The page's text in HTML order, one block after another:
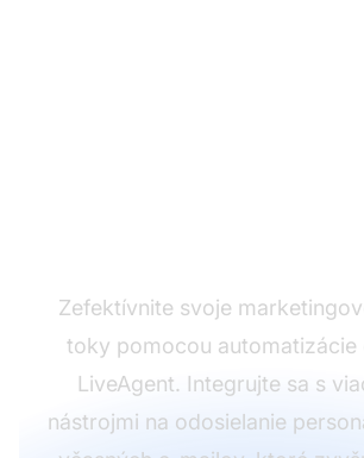
Zefektívnite svoje
toky pomocou automatizácie
LiveAgent. Integrujte sa s
nástrojmi na odosielanie